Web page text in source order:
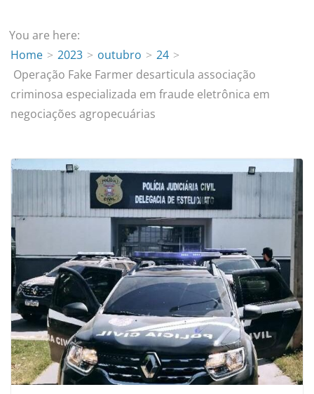
You are here:
Home
2023 outubro
24
Operação Fake Farmer desarticula associação
criminosa especializada em fraude eletrônica em
negociações agropecuárias